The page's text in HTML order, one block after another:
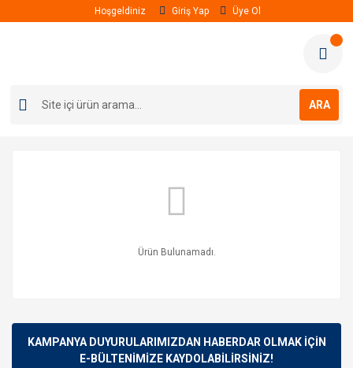
Hoşgeldiniz Giriş Yap Üye Ol
ARA
Ürün Bulunamadı.
KAMPANYA DUYURULARIMIZDAN HABERDAR OLMAK İÇİN
E-BÜLTENİMİZE KAYDOLABİLİRSİNİZ!